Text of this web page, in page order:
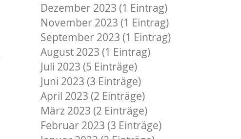
Dezember 2023 (1 Eintrag)
November 2023 (1 Eintrag)
September 2023 (1 Eintrag)
August 2023 (1 Eintrag)
Juli 2023 (5 Einträge)
Juni 2023 (3 Einträge)
April 2023 (2 Einträge)
März 2023 (2 Einträge)
Februar 2023 (3 Einträge)